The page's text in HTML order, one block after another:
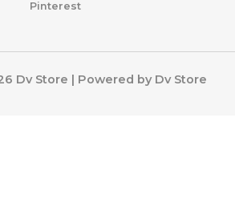
Pinterest
Dv Store | Powered by Dv Store